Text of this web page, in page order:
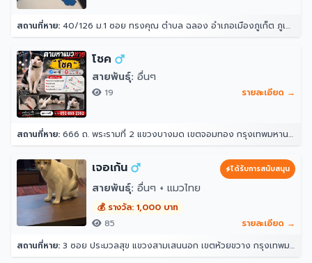
สถานที่หาย: 40/126 ม.1 ซอย ทรงคุณ ตำบล ฉลอง อำเภอเมืองภูเก็ต ภูเก็ต 83000
โชค
สายพันธุ์: อื่นๆ
19 รายละเอียด →
สถานที่หาย: 666 ถ. พระรามที่ 2 แขวงบางมด เขตจอมทอง กรุงเทพมหานคร 10150
เจอเก้น ได้รับการสนับสนุน
สายพันธุ์: อื่นๆ + แมวไทย
💰 รางวัล: 1,000 บาท
85
รายละเอียด →
สถานที่หาย: 3 ซอย ประมวลสุข แขวงสามเสนนอก เขตห้วยขวาง กรุงเทพมหานคร 10320